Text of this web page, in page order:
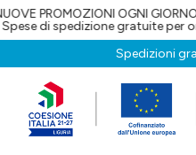
OGNI GIORNO 👉ISCRIVITI
gratuite per ordini superiori a
Spedizioni